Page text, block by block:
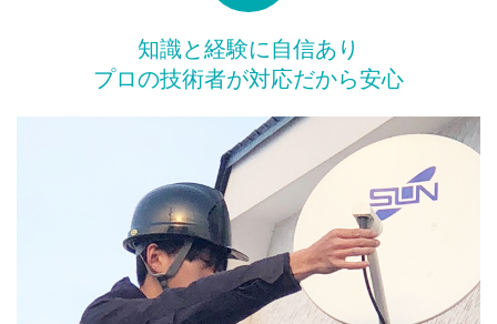
知識と経験に自信あり
プロの技術者が対応だから安心